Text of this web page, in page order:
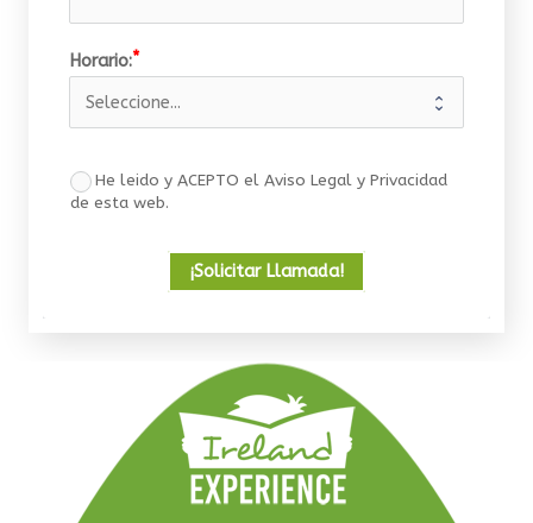
Horario:
He leido y ACEPTO el Aviso Legal y Privacidad
de esta web.
¡Solicitar Llamada!